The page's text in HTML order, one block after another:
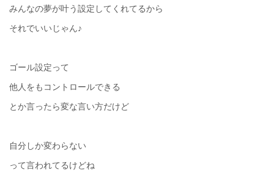
みんなの夢が叶う設定してくれてるから
それでいいじゃん♪
ゴール設定って
他人をもコントロールできる
とか言ったら変な言い方だけど
自分しか変わらない
って言われてるけどね